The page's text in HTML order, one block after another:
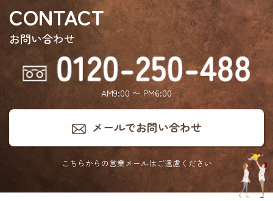
CONTACT
お問い合わせ
AM9:00 〜 PM6:00
メールでお問い合わせ
こちらからの営業メールはご遠慮ください